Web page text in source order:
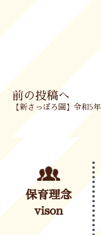
Prev
前の投稿へ
【新さっぽろ園】令和5
保育理念
vison